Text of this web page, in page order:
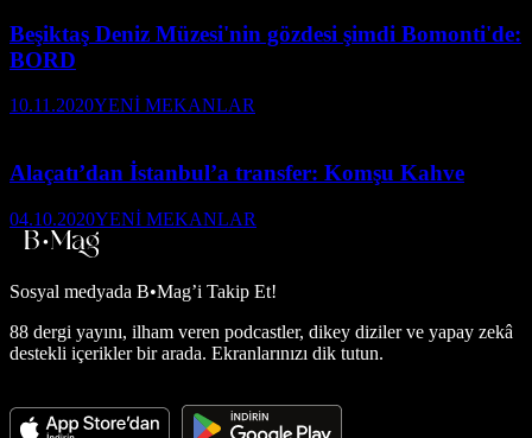
Beşiktaş Deniz Müzesi'nin gözdesi şimdi Bomonti'de:
BORD
10.11.2020YENİ MEKANLAR
Alaçatı’dan İstanbul’a transfer: Komşu Kahve
04.10.2020YENİ MEKANLAR
Sosyal medyada B•Mag’i Takip Et!
88 dergi yayını, ilham veren podcastler, dikey diziler ve yapay zekâ
destekli içerikler bir arada. Ekranlarınızı dik tutun.